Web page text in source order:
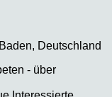
Deutschland
- über